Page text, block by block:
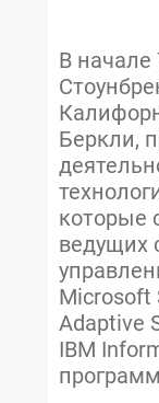
В начале
Беркли,
которые
ведущих
Microsoft
Adaptive
IBM